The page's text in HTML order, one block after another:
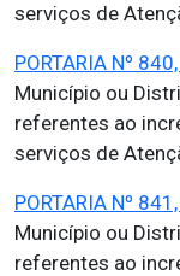
serviços de
PORTARIA Nº
Município ou
referentes ao
serviços de
PORTARIA Nº
Município ou
referentes ao